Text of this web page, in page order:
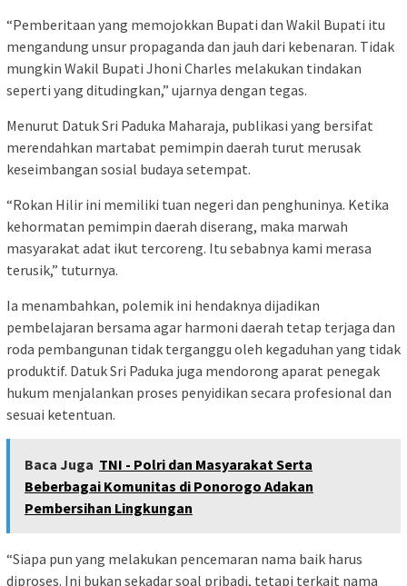
“Pemberitaan yang memojokkan Bupati dan Wakil Bupati itu
mengandung unsur propaganda dan jauh dari kebenaran. Tidak
mungkin Wakil Bupati Jhoni Charles melakukan tindakan
seperti yang ditudingkan,” ujarnya dengan tegas.
Menurut Datuk Sri Paduka Maharaja, publikasi yang bersifat
merendahkan martabat pemimpin daerah turut merusak
keseimbangan sosial budaya setempat.
“Rokan Hilir ini memiliki tuan negeri dan penghuninya. Ketika
kehormatan pemimpin daerah diserang, maka marwah
masyarakat adat ikut tercoreng. Itu sebabnya kami merasa
terusik,” tuturnya.
Ia menambahkan, polemik ini hendaknya dijadikan
pembelajaran bersama agar harmoni daerah tetap terjaga dan
roda pembangunan tidak terganggu oleh kegaduhan yang tidak
produktif. Datuk Sri Paduka juga mendorong aparat penegak
hukum menjalankan proses penyidikan secara profesional dan
sesuai ketentuan.
Baca Juga TNI - Polri dan Masyarakat Serta
Beberbagai Komunitas di Ponorogo Adakan
Pembersihan Lingkungan
“Siapa pun yang melakukan pencemaran nama baik harus
diproses. Ini bukan sekadar soal pribadi, tetapi terkait nama